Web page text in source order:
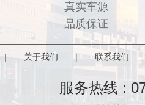
真实车源
品质保证
| 关于我们 | 联系我们
服务热线 :